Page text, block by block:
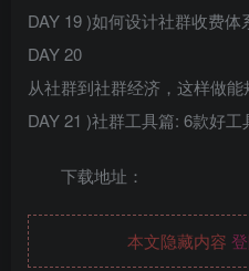
DAY 19 )如何设计社群收费
DAY 20
从社群到社群经济，这样做能
DAY 21 )社群工具篇: 6款好
下载地址：
本文隐藏内容